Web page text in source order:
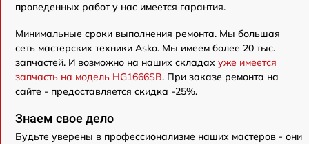
проведенных работ у нас имеется гарантия.
Минимальные сроки выполнения ремонта. Мы большая
сеть мастерских техники Asko. Мы имеем более 20 тыс.
запчастей. И возможно на наших складах уже имеется
запчасть на модель HG1666SB. При заказе ремонта на
сайте - предоставляется скидка -25%.
Знаем свое дело
Будьте уверены в профессионализме наших мастеров - они